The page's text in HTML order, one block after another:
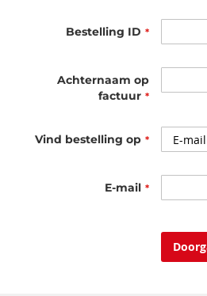
Bestelling ID
Achternaam op
factuur
Vind bestelling op
E-mail